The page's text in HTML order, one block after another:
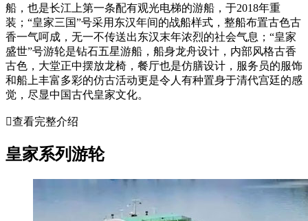
船，也是长江上第一条配有观光电梯的游船，于2018年重
装；“皇家三国”号采用东汉年间的战船样式，整船布置古色古
香一气呵成，无一不传送出东汉末年浓烈的社会气息；“皇家
盛世”号游轮是钻石五星游船，船身龙舟设计，内部风格古香
古色，大堂正中摆放龙椅，餐厅也是仿膳设计，服务员的服饰
和船上丰富多彩的仿古活动更是令人有种置身于清代宫廷的感
觉，尽显中国古代皇家文化。
查看完整介绍
皇家系列游轮